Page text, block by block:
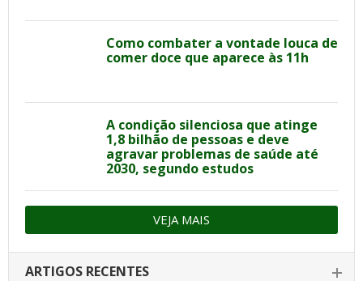
Como combater a vontade louca de
comer doce que aparece às 11h
A condição silenciosa que atinge
1,8 bilhão de pessoas e deve
agravar problemas de saúde até
2030, segundo estudos
VEJA MAIS
ARTIGOS RECENTES